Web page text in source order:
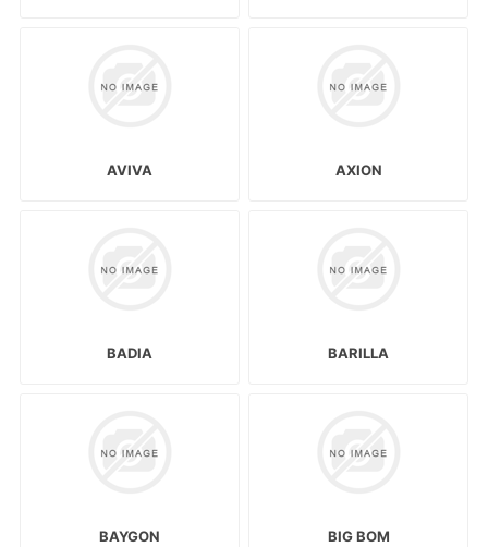
AVIVA AXION
BADIA BARILLA
BAYGON BIG BOM